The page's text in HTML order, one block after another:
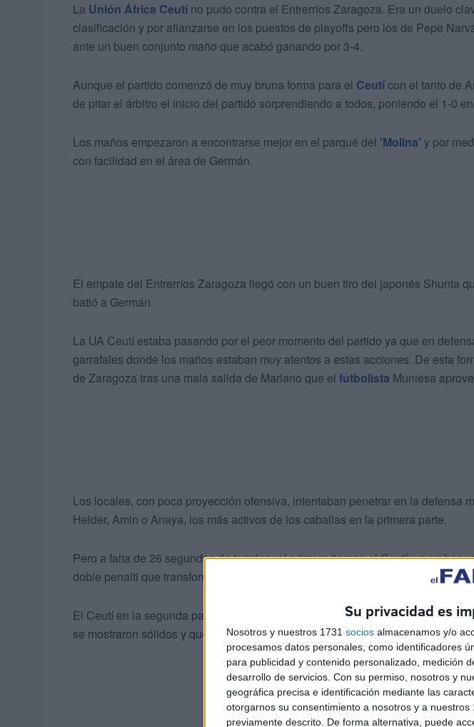
Su privacidad es
Nosotros y nuestros 1731 socios almacenamos y/o
procesamos datos personales, como identificadores
para publicidad y contenido personalizado, medición
desarrollo de servicios. Con su permiso, nosotros y
geográfica precisa e identificación mediante las
otorgarnos su consentimiento a nosotros y a
previamente descrito. De forma alternativa, puede
La Unión África Ceutí no pudo contra el Entrerríos Zaragoza. Era un duelo
clasificación y por afianzarse en los puestos de playoffs pero los de Pepe
ante un buen conjunto maño que acabó ganando por 3-4.
Aunque el partido comenzó de muy bruna forma para el Ceutícon el tanto de
de pitar el árbitro el inicio del partido sorprendiendo a todos, poniendo el 1-0
Los maños empezaron a encontrarse mejor en el parqué del 'Molina' y por
con facilidad en el área de Germán.
El empate del Entrerríos Zaragoza llegó con un buen tiro del japonés Shunta
batió a Germán.
La UA Ceutí estaba pasando por el peor momento del partido ya que en
garrafales donde los maños estaban muy atentos a estas acciones. De esta
de Zaragoza tras una mala salida de Mariano que el futbolista Muniesa
Los locales, con poca proyección ofensiva, intentaban penetrar en la defensa
Helder, Amin o Anaya, los más activos de los caballas en la primera parte.
Pero a falta de 26 segundos de terminar el primero tiempo el Ceutí, ya en
doble penalti que transformó Tabuena para hacer el 1-3 e irse al descanso con
El Ceutí en la segunda parte quería revertir la situación de las sensaciones de
se mostraron sólidos y querían ir a por más.